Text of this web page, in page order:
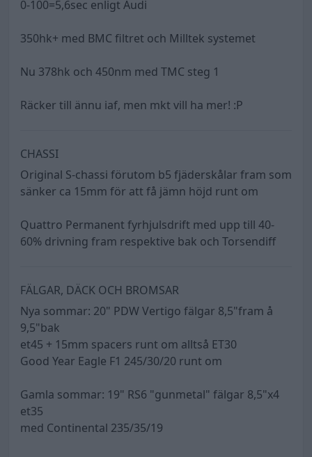
0-100=5,6sec enligt Audi
350hk+ med BMC filtret och Milltek systemet
Nu 378hk och 450nm med TMC steg 1
Räcker till ännu iaf, men mkt vill ha mer! :P
CHASSI
Original S-chassi förutom b5 fjäderskålar fram som
sänker ca 15mm för att få jämn höjd runt om
Quattro Permanent fyrhjulsdrift med upp till 40-
60% drivning fram respektive bak och Torsendiff
FÄLGAR, DÄCK OCH BROMSAR
Nya sommar: 20" PDW Vertigo fälgar 8,5"fram å
9,5"bak
et45 + 15mm spacers runt om alltså ET30
Good Year Eagle F1 245/30/20 runt om
Gamla sommar: 19" RS6 "gunmetal" fälgar 8,5"x4
et35
med Continental 235/35/19